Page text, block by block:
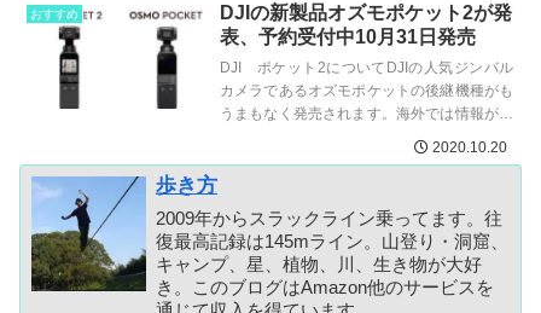
おすすめ
DJIの新製品オズモポケット2が発
表、予約受付中10月31日発売
DJI ポケット2についてDJIの人気ジンバル
カメラであるオズモポケットの後継機種がも
うまもなく発売されます。海外では情報がリ
ークされてきましたが、日本の公式でも予約
2020.10.20
歩き方
2009年からスラックライン乗ってます。往
復最高記録は145mライン。山登り・洞窟、
キャンプ、星、植物、川、生き物が大好
き。このブログはAmazon他のサービスを